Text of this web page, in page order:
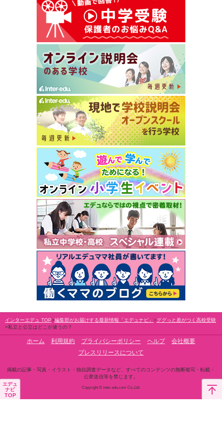
インターエデュ TOP 編集部がお届けする最新情報「エデュナビ」
ググっと差がつく高校受験
私立と公立はどこが違うの？
ホーム 利用規約 プライバシーポリシー ヘルプ
会社概要
プレスリリースについて
掲載の記事・写真・イラスト・独自調査データなど、すべてのコンテンツの無断複写・転載・
公衆送信等を禁じます。
Copyright © inter-edu.com Co.,Ltd.
エデュ
ナビ
TOP